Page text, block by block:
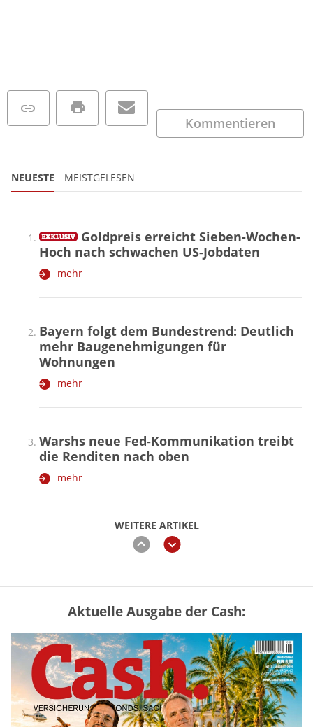
Kommentieren
NEUESTE MEISTGELESEN
WEITERE ARTIKEL
zurückweiter
Goldpreis erreicht Sieben-Wochen-
Hoch nach schwachen US-Jobdaten
mehr
Bayern folgt dem Bundestrend: Deutlich
mehr Baugenehmigungen für
Wohnungen
mehr
Warshs neue Fed-Kommunikation treibt
die Renditen nach oben
mehr
Vermieter-Zutritt: Wann Mieter
die Wohnung öffnen müssen
mehr
Mütterrente III Tabelle: So viel Renten-
Aktuelle Ausgabe der Cash: